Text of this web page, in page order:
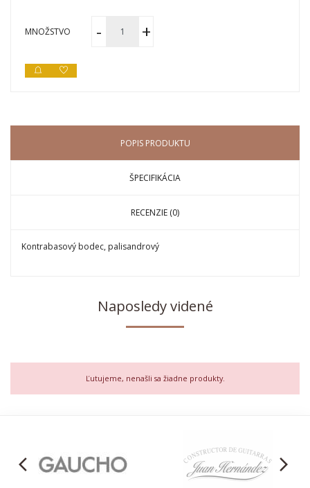
MNOŽSTVO
POPIS PRODUKTU
ŠPECIFIKÁCIA
RECENZIE (0)
Kontrabasový bodec, palisandrový
Naposledy videné
Ľutujeme, nenašli sa žiadne produkty.
arrow_back_ios arrow_forward_ios